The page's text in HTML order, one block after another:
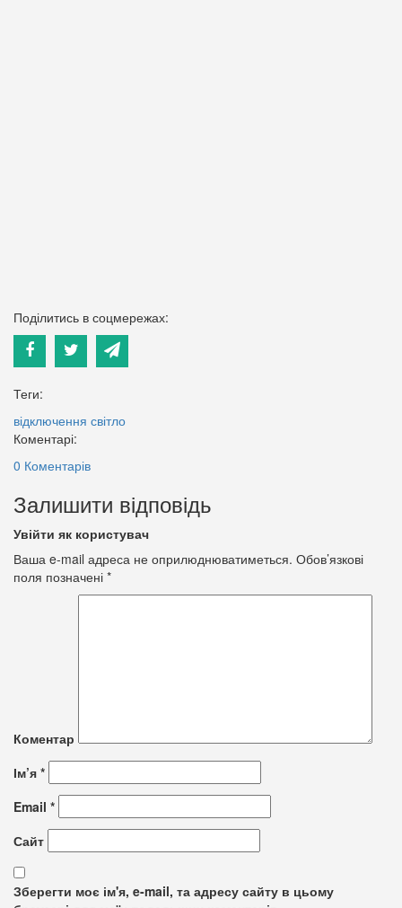
Поділитись в соцмережах:
Теги:
відключення світло
Коментарі:
0 Коментарів
Залишити відповідь
Увійти як користувач
Ваша e-mail адреса не оприлюднюватиметься. Обов’язкові
поля позначені *
Коментар
Ім’я *
Email *
Сайт
Зберегти моє ім'я, e-mail, та адресу сайту в цьому